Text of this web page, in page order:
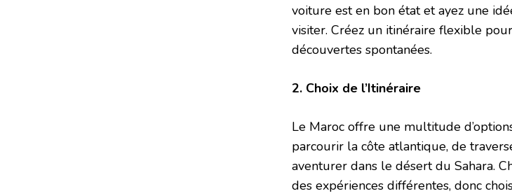
voiture est en bon état et ayez une
visiter. Créez un itinéraire flexible
découvertes spontanées.
2. Choix de l’Itinéraire
Le Maroc offre une multitude
parcourir la côte atlantique, de
aventurer dans le désert du Sahara.
des expériences différentes, donc